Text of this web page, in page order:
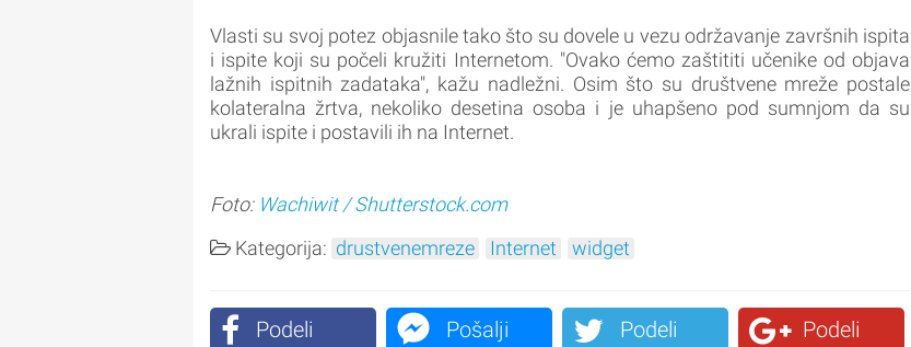
Vlasti su svoj potez objasnile tako što su dovele u vezu održavanje završnih ispita
i ispite koji su počeli kružiti Internetom. "Ovako ćemo zaštititi učenike od objava
lažnih ispitnih zadataka", kažu nadležni. Osim što su društvene mreže postale
kolateralna žrtva, nekoliko desetina osoba i je uhapšeno pod sumnjom da su
ukrali ispite i postavili ih na Internet.
Foto: Wachiwit / Shutterstock.com
Kategorija: drustvenemreze Internet widget
Podeli Pošalji Podeli Podeli